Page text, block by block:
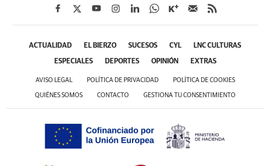
ACTUALIDAD EL BIERZO SUCESOS CYL LNC CULTURAS
ESPECIALES DEPORTES OPINIÓN EXTRAS
AVISO LEGAL POLÍTICA DE PRIVACIDAD POLÍTICA DE COOKIES
QUIÉNES SOMOS CONTACTO GESTIONA TU CONSENTIMIENTO